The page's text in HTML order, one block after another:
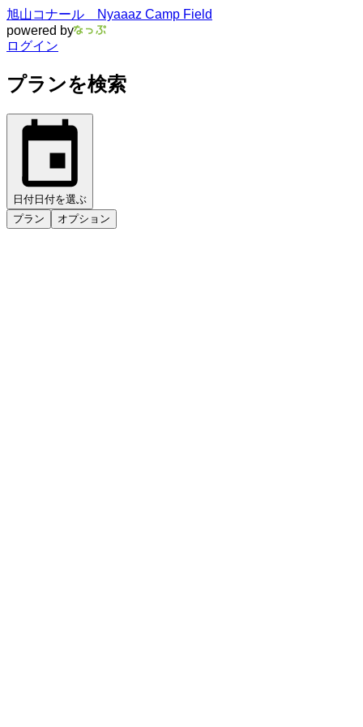
旭山コナール Nyaaaz Camp Field
powered by
ログイン
プランを検索
日付 日付を選ぶ
プラン
オプション